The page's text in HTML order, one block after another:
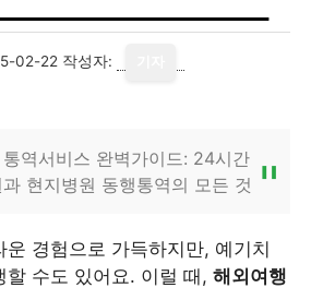
02-22 작성자:
역서비스 완벽가이드: 24시간
현지병원 동행통역의 모든 것
운 경험으로 가득하지만, 예기치
할 수도 있어요. 이럴 때, 해외여행